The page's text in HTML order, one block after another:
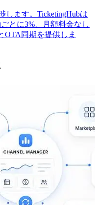
します。TicketingHubは
とに3%、月額料金なし
同期を提供しま